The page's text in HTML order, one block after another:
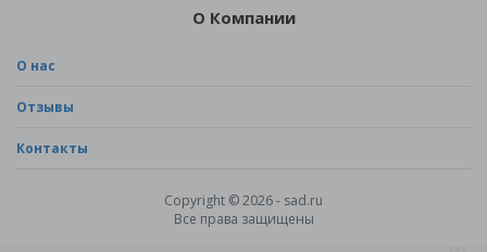
О Компании
О нас
Отзывы
Контакты
Copyright © 2026 - sad.ru
Все права защищены